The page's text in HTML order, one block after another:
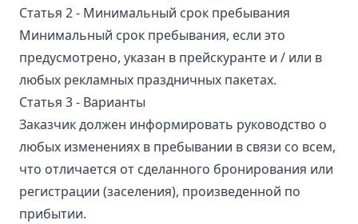
Статья 2 - Минимальный срок пребывания
Минимальный срок пребывания, если это
предусмотрено, указан в прейскуранте и / или в
любых рекламных праздничных пакетах.
Статья 3 - Варианты
Заказчик должен информировать руководство о
любых изменениях в пребывании в связи со всем,
что отличается от сделанного бронирования или
регистрации (заселения), произведенной по
прибытии.